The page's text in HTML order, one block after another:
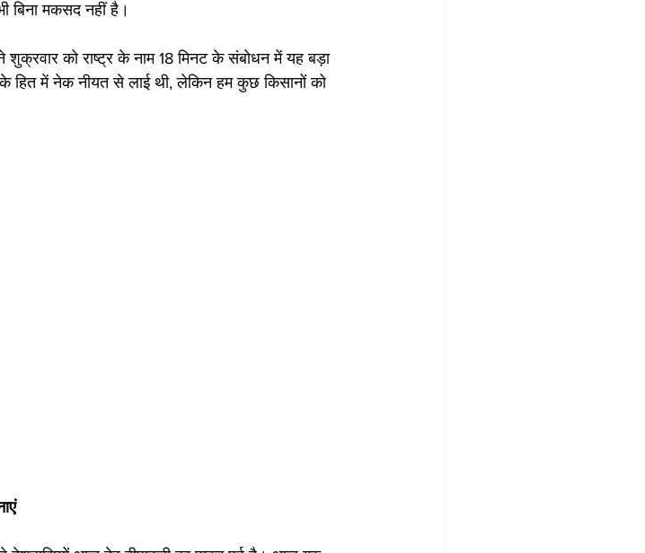
बिना मकसद नहीं है।
शुक्रवार को राष्ट्र के नाम 18 मिनट के संबोधन में यह बड़ा
हित में नेक नीयत से लाई थी, लेकिन हम कुछ किसानों को